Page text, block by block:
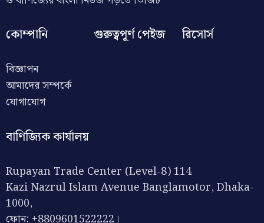
কোম্পানি
বিজ্ঞাপন
আমাদের সম্পর্কে
যোগাযোগ
গুরুত্বপূর্ণ পেইজ রিসোর্স
বাণিজ্যিক কার্যালয়
Rupayan Trade Center (Level-8) 114
Kazi Nazrul Islam Avenue Banglamotor, Dhaka-
1000,
ফোন: +8809601522222।